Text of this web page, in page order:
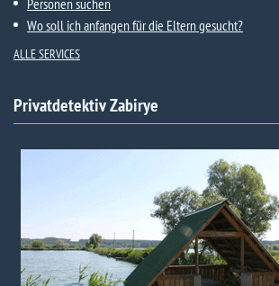
Personen suchen
Wo soll ich anfangen für die Eltern gesucht?
ALLE SERVICES
Privatdetektiv Zabirye​